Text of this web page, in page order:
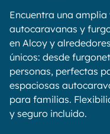
Encuentra una
autocaravanas y
en Alcoy y
únicos: desde
personas, perfectas
espaciosas
para familias.
y seguro incluido.